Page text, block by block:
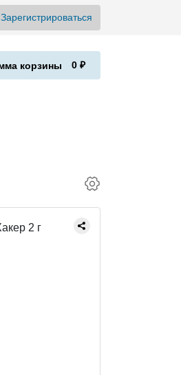
Зарегистрироваться
0 ₽